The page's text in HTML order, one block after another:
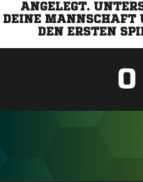
ANGELEGT.
DEINE MANNSCHAFT
DEN ERSTEN
0